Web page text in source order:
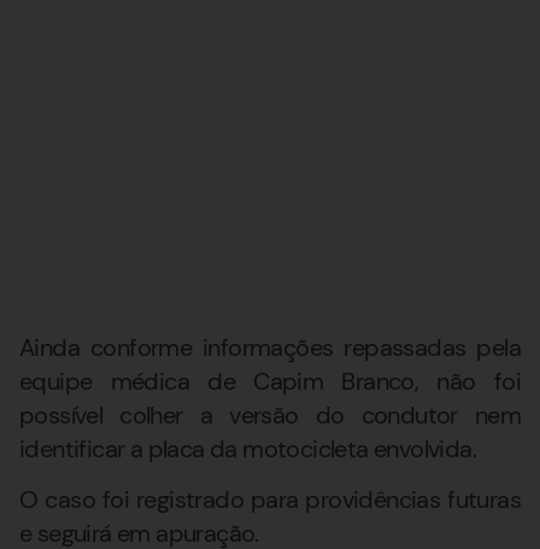
Ainda conforme informações repassadas pela
equipe médica de Capim Branco, não foi
possível colher a versão do condutor nem
identificar a placa da motocicleta envolvida.
O caso foi registrado para providências futuras
e seguirá em apuração.